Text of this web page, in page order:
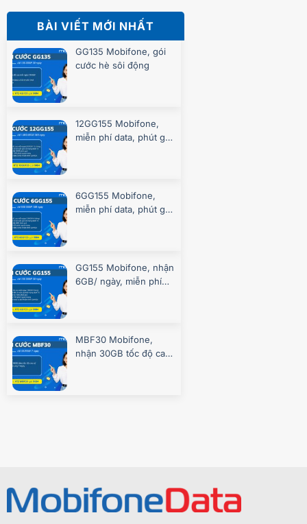
BÀI VIẾT MỚI NHẤT
GG135 Mobifone, gói
cước hè sôi động
12GG155 Mobifone,
miễn phí data, phút gọi
6GG155 Mobifone,
miễn phí data, phút gọi
GG155 Mobifone, nhận
6GB/ ngày, miễn phí
MBF30 Mobifone,
nhận 30GB tốc độ cao